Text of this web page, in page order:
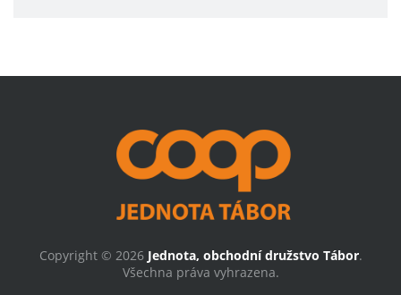
Copyright © 2026 Jednota, obchodní družstvo Tábor.
Všechna práva vyhrazena.